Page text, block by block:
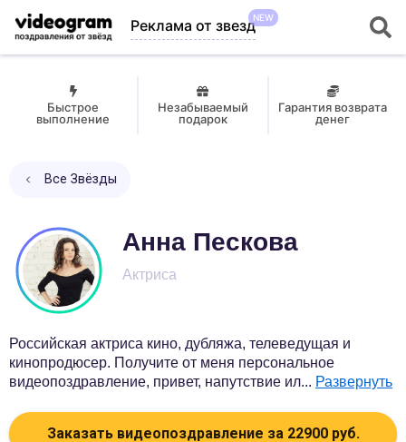
Реклама от звездNEW
Быстрое
выполнение
Незабываемый
подарок
Гарантия возврата
денег
Все Звёзды
Анна Пескова
Актриса
Российская актриса кино, дубляжа, телеведущая и
кинопродюсер. Получите от меня персональное
видеопоздравление, привет, напутствие ил... Развернуть
Заказать видеопоздравление за 22900руб.